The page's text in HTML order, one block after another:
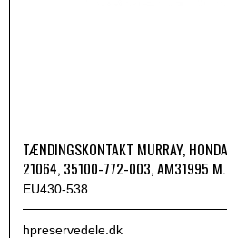
TÆNDINGSKONTAKT MURRAY,
21064, 35100-772-003, AM31995 M.
EU430-538
hpreservedele.dk